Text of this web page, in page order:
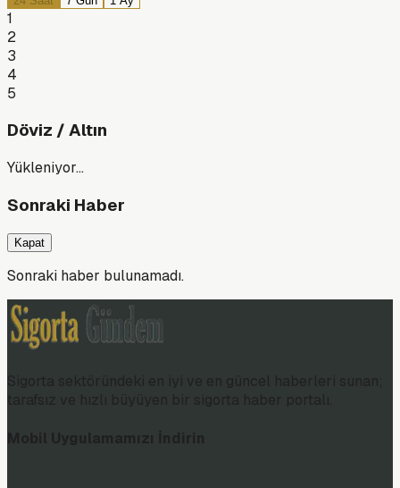
1
2
3
4
5
Döviz / Altın
Yükleniyor…
Sonraki Haber
Kapat
Sonraki haber bulunamadı.